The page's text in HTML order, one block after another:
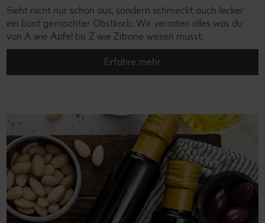
Sieht nicht nur schön aus, sondern schmeckt auch lecker:
ein bunt gemischter Obstkorb. Wir verraten alles was du
von A wie Apfel bis Z wie Zitrone wissen musst.
Erfahre mehr